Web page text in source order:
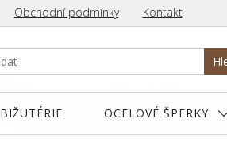
Obchodní podmínky Kontakt
BIŽUTÉRIE OCELOVÉ ŠPERKY